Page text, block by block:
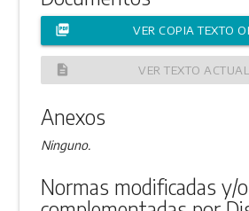
picture_as_pdf VER COPIA TEXTO
description VER TEXTO
Anexos
Ninguno.
Normas modificadas y/o